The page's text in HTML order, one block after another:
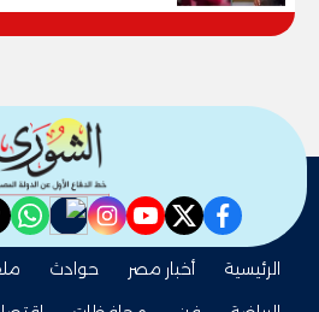
facebook
twitter
youtube
instagram
nabd
الرئيسية أخبار مصر حوادث